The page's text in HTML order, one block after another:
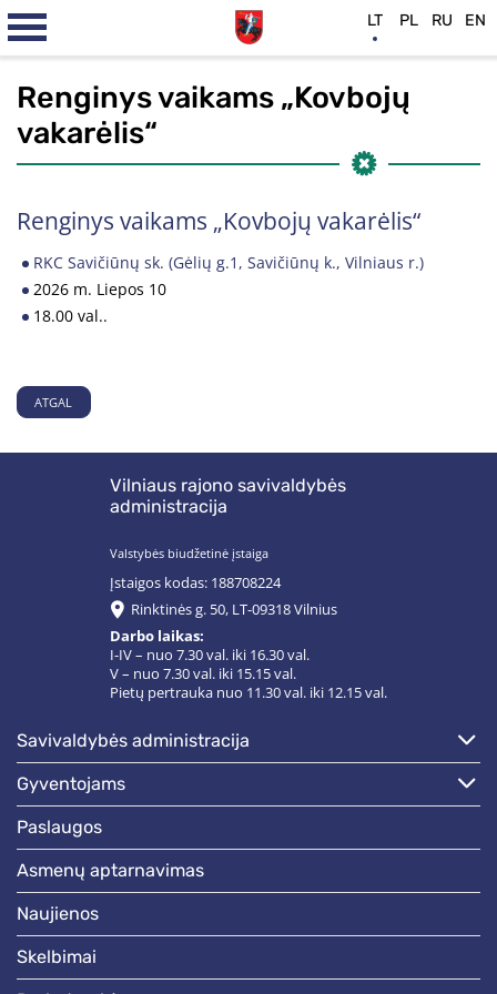
Renginys vaikams „Kovbojų
vakarėlis“
Renginys vaikams „Kovbojų vakarėlis“
RKC Savičiūnų sk. (Gėlių g.1, Savičiūnų k., Vilniaus r.)
2026 m. Liepos 10
18.00 val..
ATGAL
Vilniaus rajono savivaldybės
administracija
Valstybės biudžetinė įstaiga
Įstaigos kodas: 188708224
Rinktinės g. 50, LT-09318 Vilnius
Darbo laikas:
I-IV – nuo 7.30 val. iki 16.30 val.
V – nuo 7.30 val. iki 15.15 val.
Pietų pertrauka nuo 11.30 val. iki 12.15 val.
savivaldybės administracija
gyventojams
paslaugos
asmenų aptarnavimas
naujienos
skelbimai
LT PL RU EN